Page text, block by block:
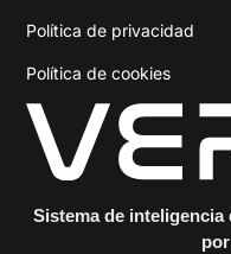
Política de privacidad
Política de cookies
Sistema de